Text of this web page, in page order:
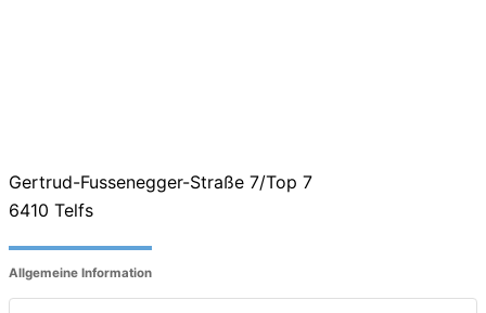
Gertrud-Fussenegger-Straße 7/Top 7
6410 Telfs
Allgemeine Information